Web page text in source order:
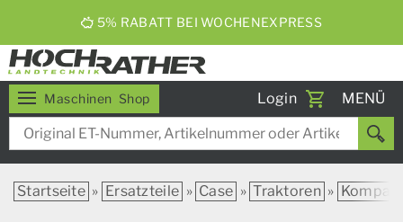
5% RABATT BEI WOCHENEXPRESS
Maschinen Shop Login
Toggle
MENÜ
Startseite » Ersatzteile » Case » Traktoren »